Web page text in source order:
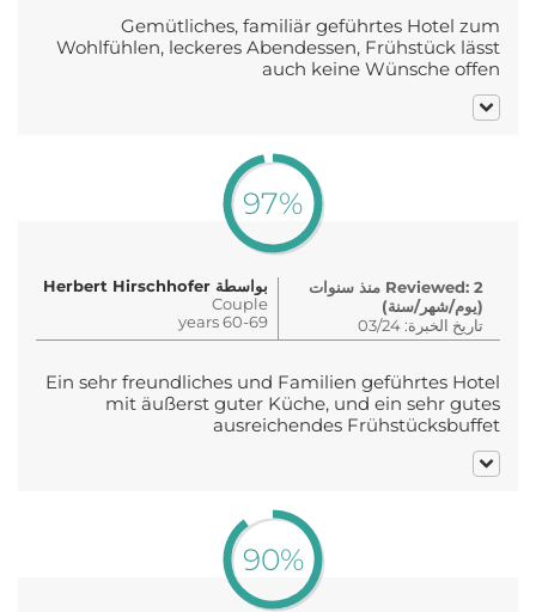
Gemütliches, familiär geführtes Hotel zum
Wohlfühlen, leckeres Abendessen, Frühstück lässt
auch keine Wünsche offen
97%
بواسطة Herbert Hirschhofer
Couple
60-69 years
Reviewed: 2 منذ سنوات
(يوم/شهر/سنة)
تاريخ الخبرة: 03/24
Ein sehr freundliches und Familien geführtes Hotel
mit äußerst guter Küche, und ein sehr gutes
ausreichendes Frühstücksbuffet
90%